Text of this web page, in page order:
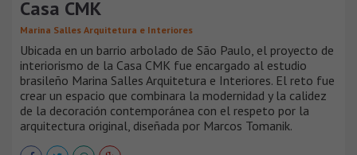
Casa CMK
Marina Salles Arquitetura e Interiores
Ubicada en un barrio arbolado de São Paulo, el proyecto de
interiorismo de la Casa CMK fue encargado al estudio
brasileño Marina Salles Arquitetura e Interiores. El reto fue
crear un espacio que combinara la modernidad y la calidez
de la decoración contemporánea con el respeto por la
arquitectura original, diseñada por Marcos Tomanik.